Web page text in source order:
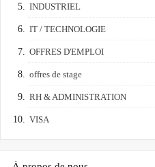
INDUSTRIEL
IT / TECHNOLOGIE
OFFRES D'EMPLOI
offres de stage
RH & ADMINISTRATION
VISA